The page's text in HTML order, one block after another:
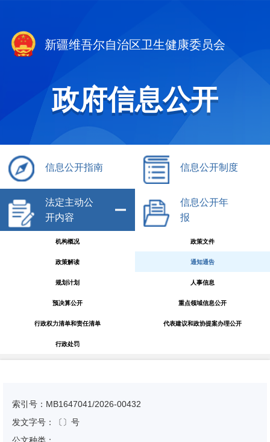
新疆维吾尔自治区卫生健康委员会
政府信息公开
信息公开指南 信息公开制度
法定主动公
开内容
机构概况 政策文件
政策解读 通知通告
规划计划 人事信息
预决算公开 重点领域信息公开
行政权力清单和责任清单 代表建议和政协提案办理公开
行政处罚
信息公开年
报
索引号：MB1647041/2026-00432
发文字号：〔〕号